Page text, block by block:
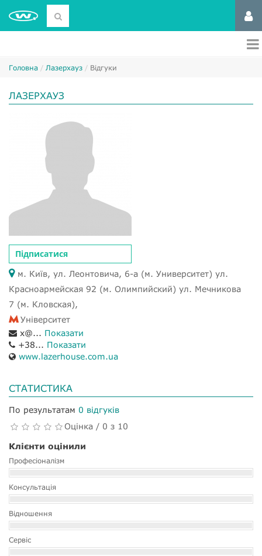
Головна Лазерхауз Відгуки
ЛАЗЕРХАУЗ
Підписатися
м. Київ, ул. Леонтовича, 6-а (м. Университет) ул.
Красноармейская 92 (м. Олимпийский) ул. Мечникова
7 (м. Кловская),
Університет
x@... Показати
+38... Показати
www.lazerhouse.com.ua
СТАТИСТИКА
По результатам 0 відгуків
Оцінка / 0 з 10
Клієнти оцінили
Професіоналізм
Консультація
Відношення
Сервіс